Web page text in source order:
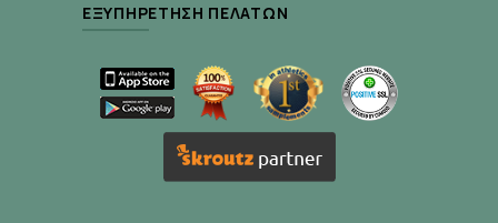
Συσκευασία :14τμχ
ΕΞΥΠΗΡΈΤΗΣΗ ΠΕΛΑΤΏΝ